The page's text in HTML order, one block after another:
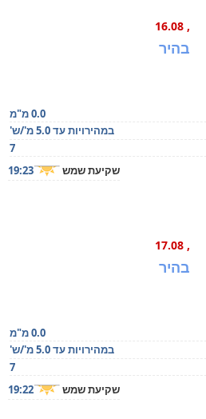
, 16.08
בהיר
0.0 מ"מ
במהירויות עד 5.0 מ'/ש'
7
שקיעת שמש 19:23
, 17.08
בהיר
0.0 מ"מ
במהירויות עד 5.0 מ'/ש'
7
שקיעת שמש 19:22